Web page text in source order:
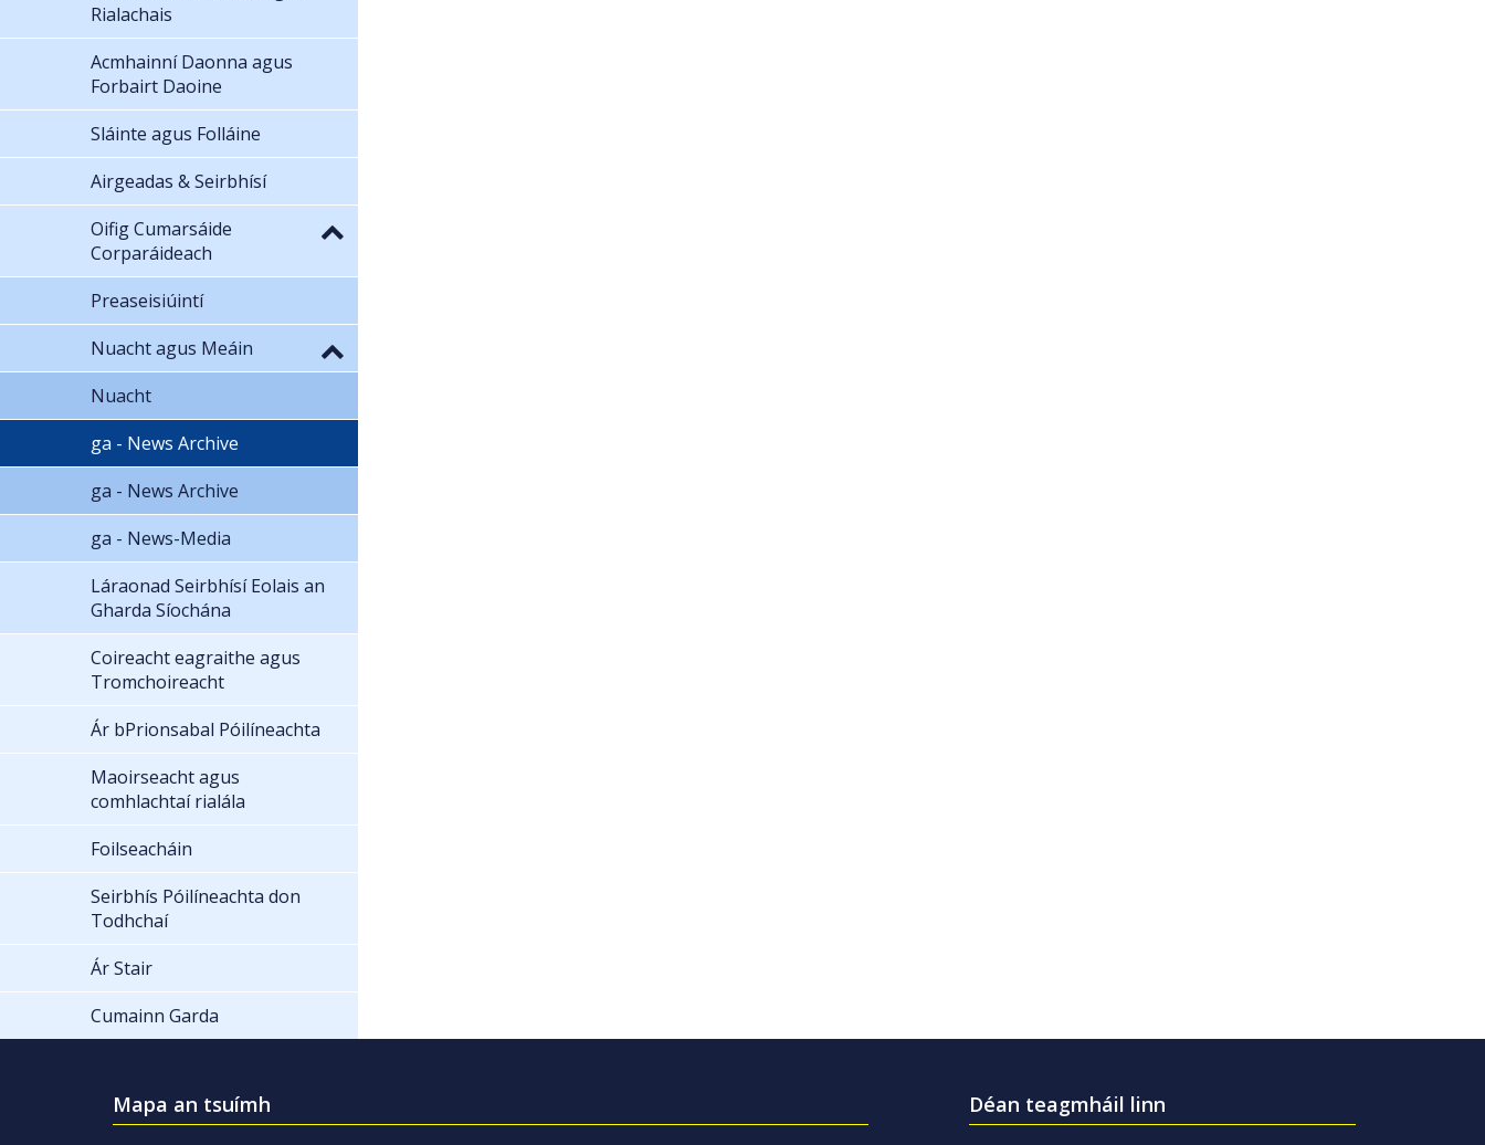
Rialachais
Acmhainní Daonna agus
Forbairt Daoine
Sláinte agus Folláine
Airgeadas & Seirbhísí
Oifig Cumarsáide
Corparáideach
Preaseisiúintí
Nuacht agus Meáin
Nuacht
ga - News Archive
ga - News Archive
ga - News-Media
Láraonad Seirbhísí Eolais an
Gharda Síochána
Coireacht eagraithe agus
Tromchoireacht
Ár bPrionsabal Póilíneachta
Maoirseacht agus
comhlachtaí rialála
Foilseacháin
Seirbhís Póilíneachta don
Todhchaí
Ár Stair
Cumainn Garda
Mapa an tsuímh Déan teagmháil linn